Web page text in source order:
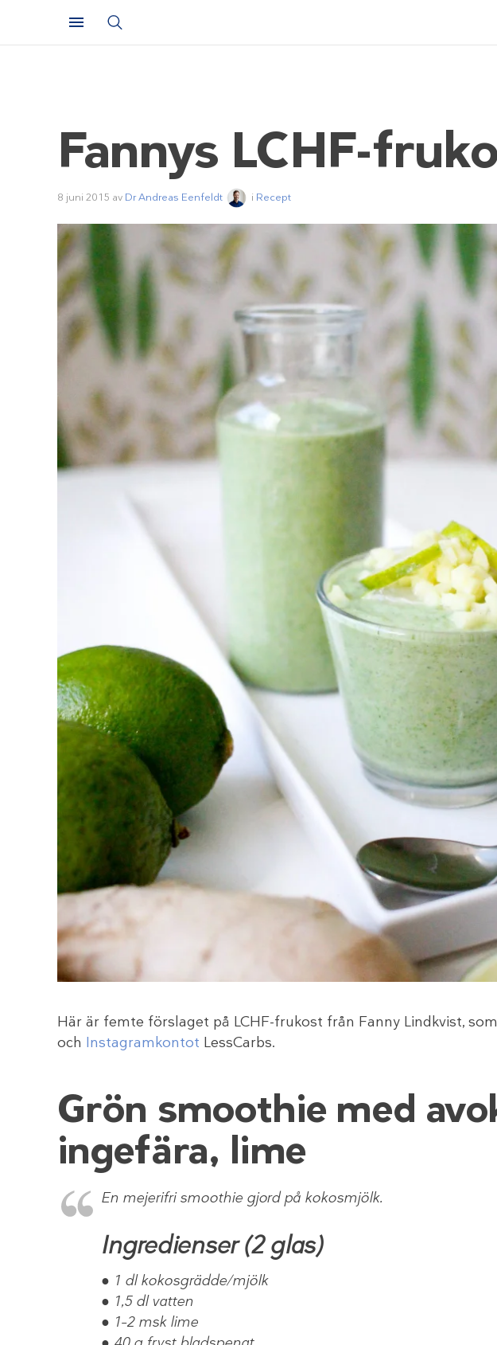
Fannys LCHF-
8 juni 2015 av Dr Andreas Eenfeldt i Recept
Här är femte förslaget på LCHF-frukost från Fanny Lindkvist,
och Instagramkontot LessCarbs.
Grön smoothie med
ingefära, lime
En mejerifri smoothie gjord på kokosmjölk.
Ingredienser (2 glas)
● 1 dl kokosgrädde/mjölk
● 1,5 dl vatten
● 1–2 msk lime